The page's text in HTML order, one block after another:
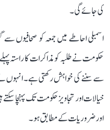
کی جائے گی۔
اسمبلی احاطے میں جمعہ کو صحافیوں
حکومت نے طلبہ کو مذاکرات کا راستہ
سے سننے کی خواہش رکھتی ہے۔ انہوں
خیالات اور تجاویز حکومت تک پہنچا سکتے
اور ضروریات کے مطابق ہو۔